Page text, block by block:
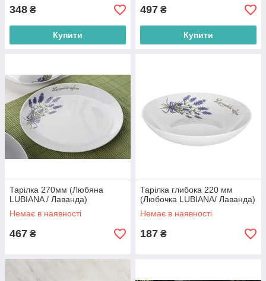
348 ₴
Купити
497 ₴
Купити
Тарілка 270мм (Любяна
LUBIANA / Лаванда)
Немає в наявності
467 ₴
Тарілка глибока 220 мм
(Любочка LUBIANA/ Лаванда)
Немає в наявності
187 ₴